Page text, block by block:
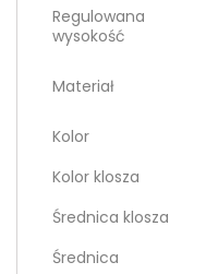
Regulowana
wysokość
Materiał
Kolor
Kolor klosza
Średnica klosza
Średnica